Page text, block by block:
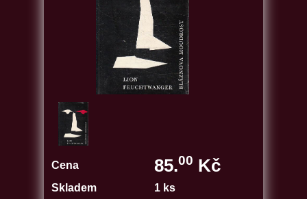
Cena 85.00 Kč
Skladem
1 ks